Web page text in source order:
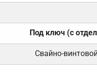
Под ключ (с
Свайно-